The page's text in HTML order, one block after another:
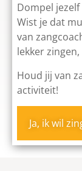
Dompel
Wist je dat
van
lekker
Houd jij van
activiteit!
Ja, ik wil